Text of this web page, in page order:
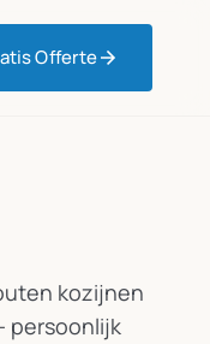
Offerte
kozijnen
persoonlijk